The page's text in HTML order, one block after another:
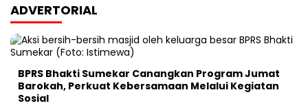
ADVERTORIAL
BPRS Bhakti Sumekar Canangkan Program Jumat
Barokah, Perkuat Kebersamaan Melalui Kegiatan
Sosial